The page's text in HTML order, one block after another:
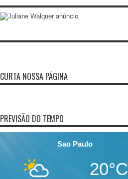
CURTA NOSSA PÁGINA
PREVISÃO DO TEMPO
Sao Paulo
20°C